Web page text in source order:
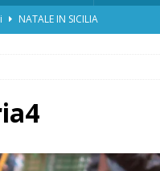
NATALE IN SICILIA
su come arrivare,
e resort immersi nella natura